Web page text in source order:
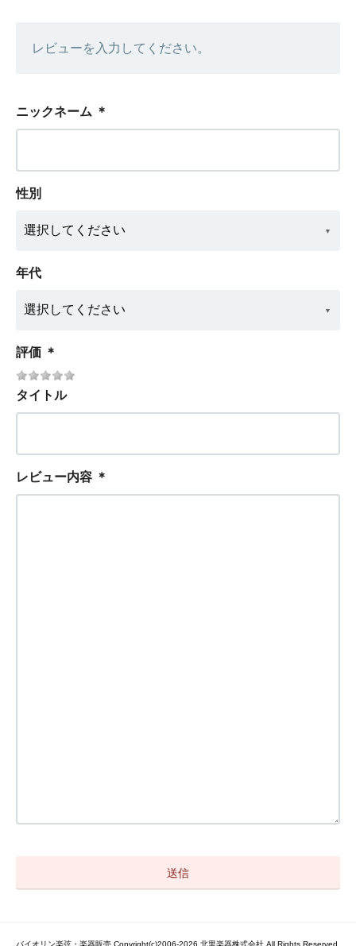
レビューを入力してください。
ニックネーム ＊
性別
年代
評価 ＊
タイトル
レビュー内容 ＊
バイオリン楽弦・楽器販売 Copyright(c)2006-2026 北里楽器株式会社 All Rights Reserved.